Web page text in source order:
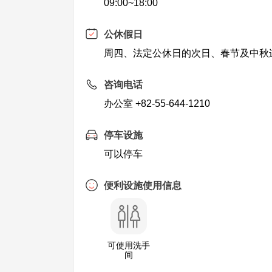
09:00~18:00
公休假日
周四、法定公休日的次日、春节及中秋
咨询电话
办公室 +82-55-644-1210
停车设施
可以停车
便利设施使用信息
可使用洗手
间